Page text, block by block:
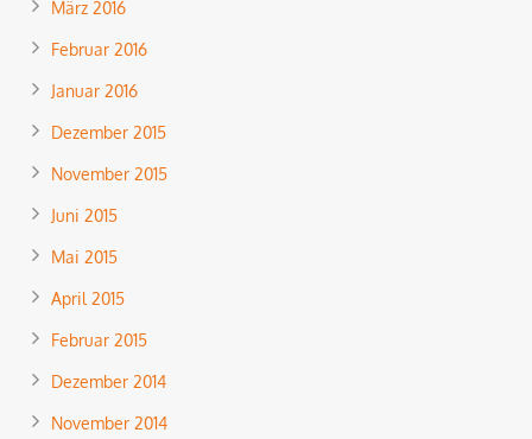
März 2016
Februar 2016
Januar 2016
Dezember 2015
November 2015
Juni 2015
Mai 2015
April 2015
Februar 2015
Dezember 2014
November 2014